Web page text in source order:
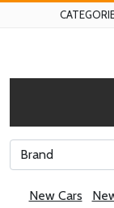
Brand
New Cars